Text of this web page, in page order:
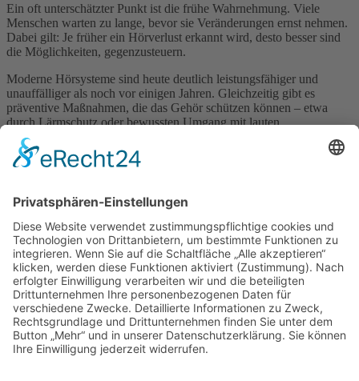
Ein oft unterschätzter Punkt ist die frühe Wahrnehmung. Viele
Menschen warten zu lange, bevor sie Veränderungen ernst nehmen.
Dabei gilt: Je früher ein Hörverlust erkannt wird, desto besser sind
die Möglichkeiten, gegenzusteuern.
Moderne Hörsysteme sind heute deutlich leistungsfähiger und
unauffälliger als noch vor einigen Jahren. Gleichzeitig gibt es
präventive Maßnahmen, die das Gehör schützen können – etwa
durch Lärmschutz oder bewussten Umgang mit lauten
Umgebungen.
In der Praxis zeigt sich, dass Aufklärung eine zentrale Rolle spielt.
Dabei ist gutes Hören weit mehr als eine Sinnesleistung. Es ist eine
Voraussetzung für Lebensqualität, soziale Teilhabe und mentale
Gesundheit.
Impressum
Datenschutzerklärung
Sitemap
Login
Apotheken-Bloggen
einetoolboxx-mediaWebsite